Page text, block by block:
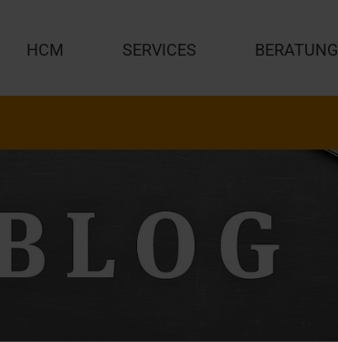
HCM SERVICES BERATUNG